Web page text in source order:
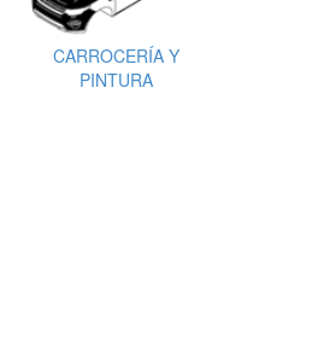
CARROCERÍA Y
PINTURA